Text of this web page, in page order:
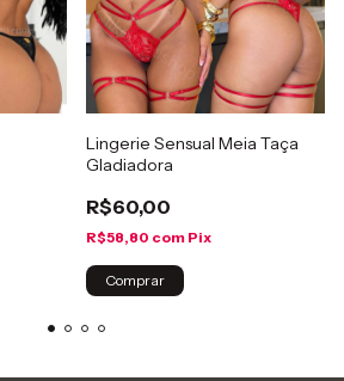
Lingerie Sensual Meia Taça
Gladiadora
R$60,00
R$58,80 com Pix
Comprar